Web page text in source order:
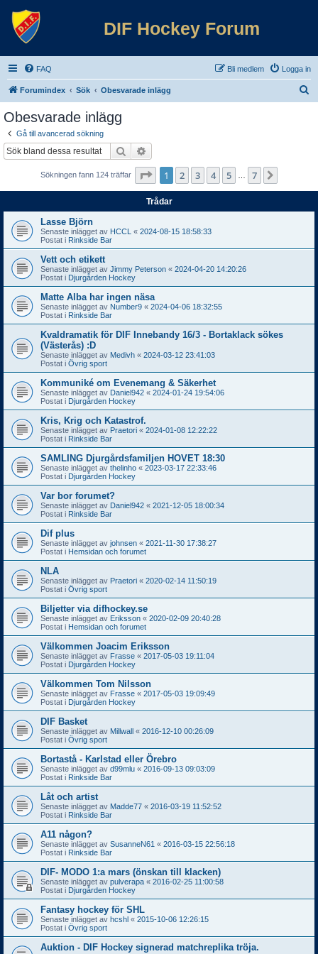
DIF Hockey Forum
FAQ Logga in
Bli medlem
Forumindex Sök Obesvarade inlägg
Obesvarade inlägg
Gå till avancerad sökning
Sök
Sökningen fann 124 träffar Sida av 7
1 2 3 4 5 7
Trådar
Lasse Björn
Senaste inlägget av HCCL « 2024-08-15 18:58:33
Postat i Rinkside Bar
Vett och etikett
Senaste inlägget av Jimmy Peterson « 2024-04-20 14:20:26
Postat i Djurgården Hockey
Matte Alba har ingen näsa
Senaste inlägget av Number9 « 2024-04-06 18:32:55
Postat i Rinkside Bar
Kvaldramatik för DIF Innebandy 16/3 - Bortaklack sökes
(Västerås) :D
Senaste inlägget av Medivh « 2024-03-12 23:41:03
Postat i Övrig sport
Kommuniké om Evenemang & Säkerhet
Senaste inlägget av Daniel942 « 2024-01-24 19:54:06
Postat i Djurgården Hockey
Kris, Krig och Katastrof.
Senaste inlägget av Praetori « 2024-01-08 12:22:22
Postat i Rinkside Bar
SAMLING Djurgårdsfamiljen HOVET 18:30
Senaste inlägget av thelinho « 2023-03-17 22:33:46
Postat i Djurgården Hockey
Var bor forumet?
Senaste inlägget av Daniel942 « 2021-12-05 18:00:34
Postat i Rinkside Bar
Dif plus
Senaste inlägget av johnsen « 2021-11-30 17:38:27
Postat i Hemsidan och forumet
NLA
Senaste inlägget av Praetori « 2020-02-14 11:50:19
Postat i Övrig sport
Biljetter via difhockey.se
Senaste inlägget av Eriksson « 2020-02-09 20:40:28
Postat i Hemsidan och forumet
Välkommen Joacim Eriksson
Senaste inlägget av Frasse « 2017-05-03 19:11:04
Postat i Djurgården Hockey
Välkommen Tom Nilsson
Senaste inlägget av Frasse « 2017-05-03 19:09:49
Postat i Djurgården Hockey
DIF Basket
Senaste inlägget av Millwall « 2016-12-10 00:26:09
Postat i Övrig sport
Bortastå - Karlstad eller Örebro
Senaste inlägget av d99mlu « 2016-09-13 09:03:09
Postat i Rinkside Bar
Låt och artist
Senaste inlägget av Madde77 « 2016-03-19 11:52:52
Postat i Rinkside Bar
A11 någon?
Senaste inlägget av SusanneN61 « 2016-03-15 22:56:18
Postat i Rinkside Bar
DIF- MODO 1:a mars (önskan till klacken)
Senaste inlägget av pulverapa « 2016-02-25 11:00:58
Postat i Djurgården Hockey
Fantasy hockey för SHL
Senaste inlägget av hcshl « 2015-10-06 12:26:15
Postat i Övrig sport
Auktion - DIF Hockey signerad matchreplika tröja.